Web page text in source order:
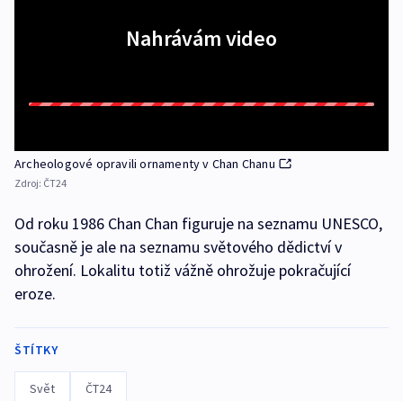
Nahrávám video
Archeologové opravili ornamenty v Chan Chanu
Zdroj: ČT24
Od roku 1986 Chan Chan figuruje na seznamu UNESCO,
současně je ale na seznamu světového dědictví v
ohrožení. Lokalitu totiž vážně ohrožuje pokračující
eroze.
ŠTÍTKY
Svět ČT24